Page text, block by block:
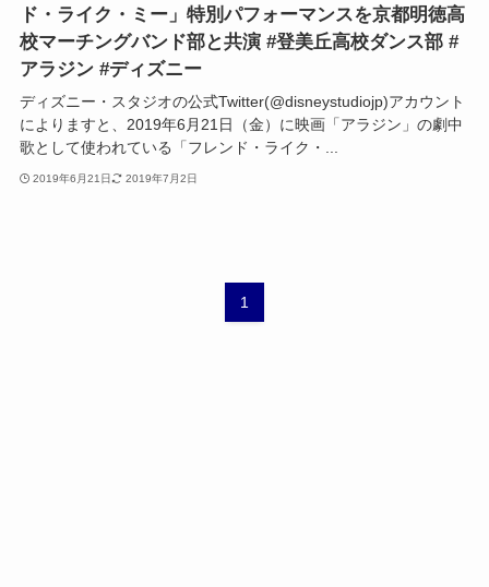
ド・ライク・ミー」特別パフォーマンスを京都明徳高
校マーチングバンド部と共演 #登美丘高校ダンス部 #
アラジン #ディズニー
ディズニー・スタジオの公式Twitter(@disneystudiojp)アカウント
によりますと、2019年6月21日（金）に映画「アラジン」の劇中
歌として使われている「フレンド・ライク・...
2019年6月21日 2019年7月2日
1